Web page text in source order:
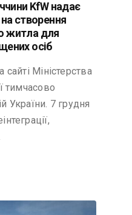
KfW надає
створення
житла для
осіб
Міністерства
тимчасово
України. 7 грудня